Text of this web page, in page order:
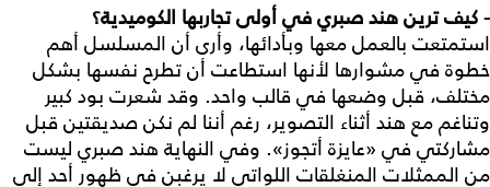
- كيف ترين هند صبري في أولى تجاربها الكوميدية؟
استمتعت بالعمل معها وبأدائها، وأرى أن المسلسل أهم
خطوة في مشوارها لأنها استطاعت أن تطرح نفسها بشكل
مختلف، قبل وضعها في قالب واحد. وقد شعرت بود كبير
وتناغم مع هند أثناء التصوير، رغم أننا لم نكن صديقتين قبل
مشاركتي في «عايزة أتجوز». وفي النهاية هند صبري ليست
من الممثلات المنغلقات اللواتي لا يرغبن في ظهور أحد إلى